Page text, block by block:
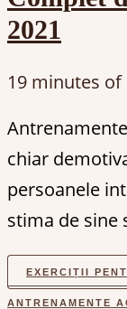
2021
19 minutes
chiar
persoanele
stima de sine
EXERCIȚII
ANTRENAMENTE